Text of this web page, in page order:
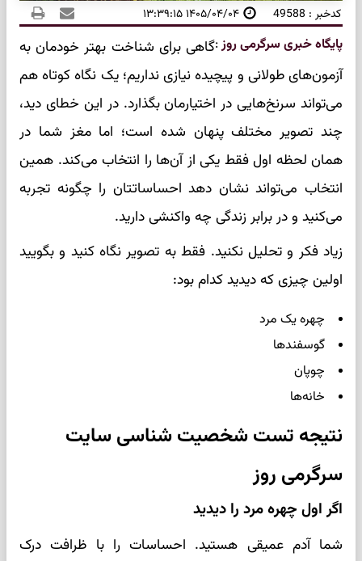
کدخبر : 49588 ۱۴۰۵/۰۴/۰۴ ۱۳:۳۹:۱۵
پایگاه خبری سرگرمی روز:گاهی برای شناخت بهتر خودمان به
آزمون‌های طولانی و پیچیده نیازی نداریم؛ یک نگاه کوتاه هم
می‌تواند سرنخ‌هایی در اختیارمان بگذارد. در این خطای دید،
چند تصویر مختلف پنهان شده است؛ اما مغز شما در
همان لحظه اول فقط یکی از آن‌ها را انتخاب می‌کند. همین
انتخاب می‌تواند نشان دهد احساساتتان را چگونه تجربه
می‌کنید و در برابر زندگی چه واکنشی دارید.
زیاد فکر و تحلیل نکنید. فقط به تصویر نگاه کنید و بگویید
اولین چیزی که دیدید کدام بود:
چهره یک مرد
گوسفندها
چوپان
خانه‌ها
نتیجه تست شخصیت شناسی سایت
سرگرمی روز
اگر اول چهره مرد را دیدید
شما آدم عمیقی هستید. احساسات را با ظرافت درک